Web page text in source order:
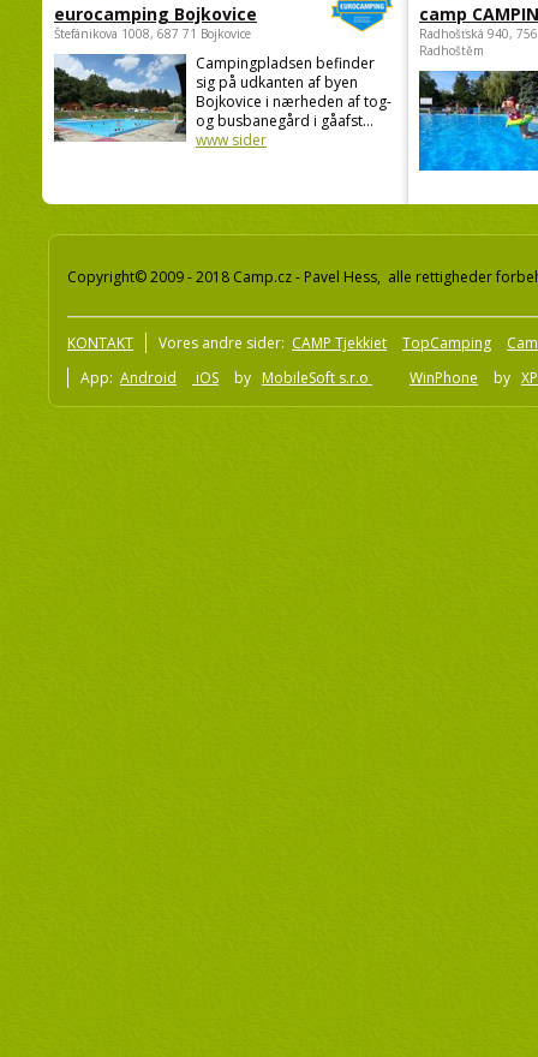
eurocamping Bojkovice
Štefánikova 1008, 687 71 Bojkovice
Campingpladsen befinder
sig på udkanten af byen
Bojkovice i nærheden af tog-
og busbanegård i gåafst...
www sider
camp
Radhošťská 940,
Radhoštěm
Copyright© 2009 - 2018 Camp.cz - Pavel Hess, alle rettigheder
KONTAKT Vores andre sider: CAMP Tjekkiet TopCamping
App: Android iOS by MobileSoft s.r.o WinPhone by